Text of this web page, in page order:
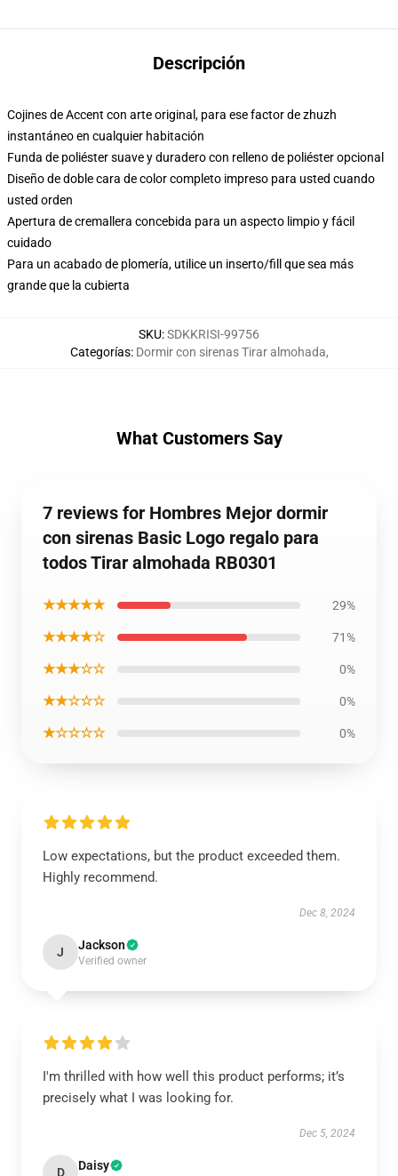
Descripción
Cojines de Accent con arte original, para ese factor de zhuzh
instantáneo en cualquier habitación
Funda de poliéster suave y duradero con relleno de poliéster opcional
Diseño de doble cara de color completo impreso para usted cuando
usted orden
Apertura de cremallera concebida para un aspecto limpio y fácil
cuidado
Para un acabado de plomería, utilice un inserto/fill que sea más
grande que la cubierta
SKU:SDKKRISI-99756
Categorías: Dormir con sirenas Tirar almohada,
What Customers Say
7 reviews for Hombres Mejor dormir
con sirenas Basic Logo regalo para
todos Tirar almohada RB0301
★★★★★ 29%
★★★★☆ 71%
★★★☆☆ 0%
★★☆☆☆ 0%
★☆☆☆☆ 0%
Low expectations, but the product exceeded them.
Highly recommend.
Dec 8, 2024
J Jackson
Verified owner
I'm thrilled with how well this product performs; it’s
precisely what I was looking for.
Dec 5, 2024
D Daisy